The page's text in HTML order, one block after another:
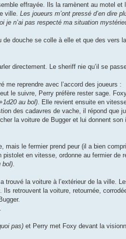
effrayée. Ils la ramènent au motel et
ville. Les joueurs m’ont pressé d’en dire
n’ai pas respecté ma situation
douche se colle à elle et que des vers
directement. Le sheriff nie qu’il se
me reprendre avec l’accord des joueurs :
le suivre, Perry préfère rester sage.
au bol) . Elle revient ensuite en
des cadavres de vache, il répond que
la voiture de Bugger et lui donnent son
le fermier prend peur (il a bien
pistolet en vitesse, ordonne au fermier de
bol)
la voiture à l’extérieur de la ville.
. Ils retrouvent la voiture, retournée,
pas) et Perry met Foxy devant la